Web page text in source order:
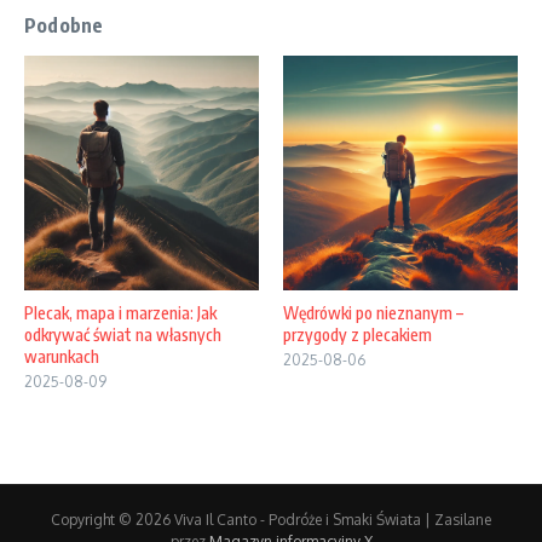
Podobne
Plecak, mapa i marzenia: Jak
odkrywać świat na własnych
warunkach
2025-08-09
Wędrówki po nieznanym –
przygody z plecakiem
2025-08-06
Copyright © 2026 Viva Il Canto - Podróże i Smaki Świata | Zasilane